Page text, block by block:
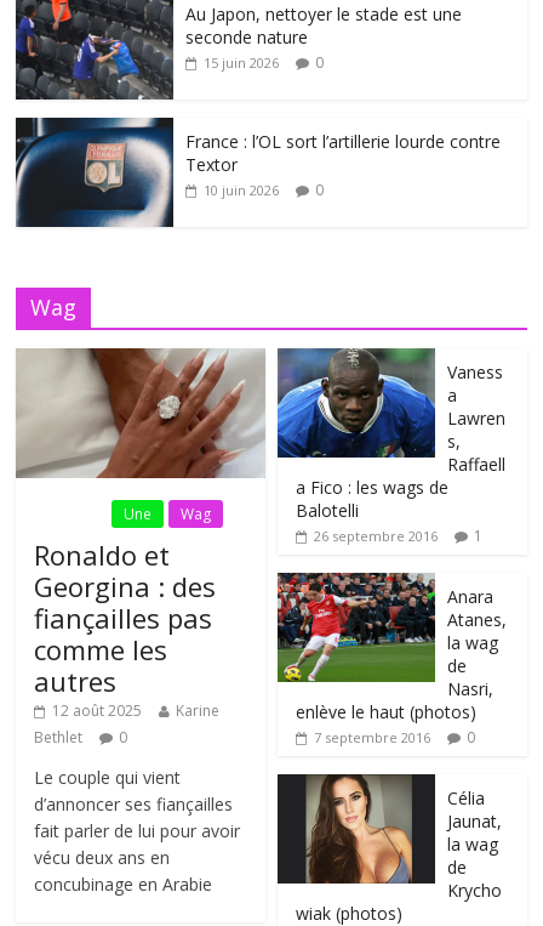
Au Japon, nettoyer le stade est une
seconde nature
15 juin 2026 0
France : l’OL sort l’artillerie lourde contre
Textor
10 juin 2026 0
Wag
Une Wag
Ronaldo et
Georgina : des
fiançailles pas
comme les
autres
12 août 2025
Karine
Bethlet
0
Le couple qui vient
d’annoncer ses fiançailles
fait parler de lui pour avoir
vécu deux ans en
concubinage en Arabie
Vaness
a
Lawren
s,
Raffaell
a Fico : les wags de
Balotelli
26 septembre 2016 1
Anara
Atanes,
la wag
de
Nasri,
enlève le haut (photos)
7 septembre 2016 0
Célia
Jaunat,
la wag
de
Krycho
wiak (photos)